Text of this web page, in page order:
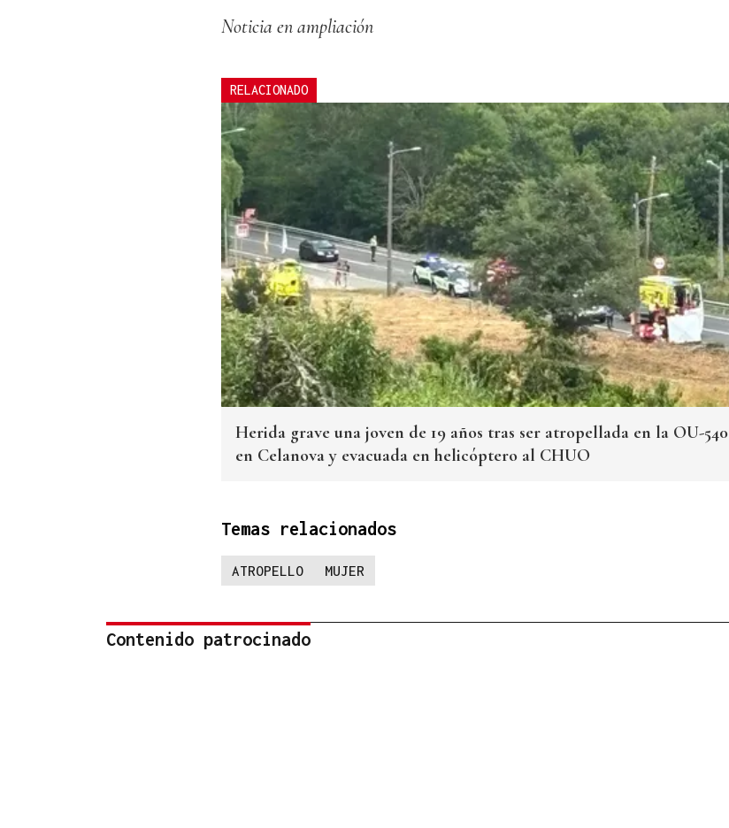
Noticia en ampliación
RELACIONADO
Herida grave una joven de 19 años tras ser atropellada en la OU-540
en Celanova y evacuada en helicóptero al CHUO
Temas relacionados
ATROPELLO MUJER
Contenido patrocinado